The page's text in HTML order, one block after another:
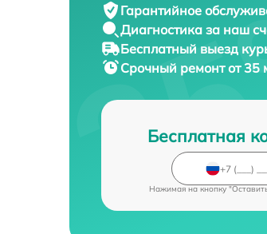
Гарантийное
Диагностика за наш
Бесплатный выезд
Срочный ремонтот 35
Бесплатная
Нажимая на кнопку